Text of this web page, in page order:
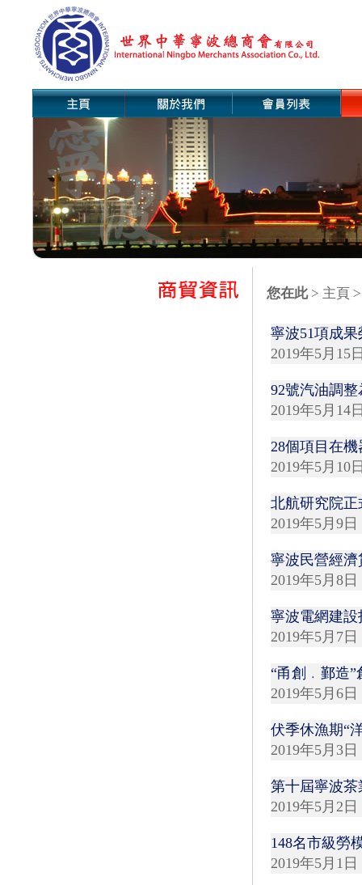
您在此> 主頁 >
寧波51項成
2019年5月15
92號汽油調
2019年5月14
28個項目在
2019年5月10
北航研究院
2019年5月9日
寧波民營經
2019年5月8日
寧波電網建
2019年5月7日
“甬創﹒鄞造
2019年5月6日
伏季休漁期“
2019年5月3日
第十屆寧波
2019年5月2日
148名市級勞
2019年5月1日